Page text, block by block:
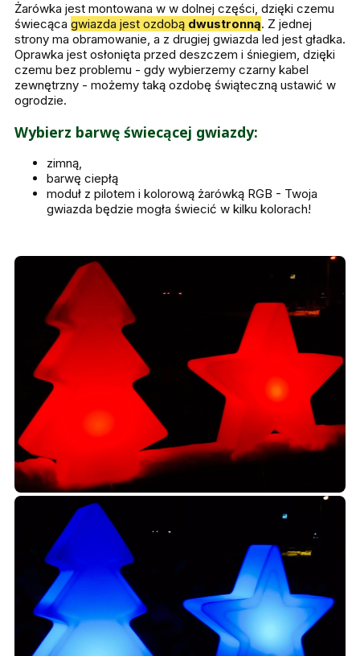
Żarówka jest montowana w w dolnej części, dzięki czemu
świecąca gwiazda jest ozdobą dwustronną. Z jednej
strony ma obramowanie, a z drugiej gwiazda led jest gładka.
Oprawka jest osłonięta przed deszczem i śniegiem, dzięki
czemu bez problemu - gdy wybierzemy czarny kabel
zewnętrzny - możemy taką ozdobę świąteczną ustawić w
ogrodzie.
Wybierz barwę świecącej gwiazdy:
zimną,
barwę ciepłą
moduł z pilotem i kolorową żarówką RGB - Twoja
gwiazda będzie mogła świecić w kilku kolorach!